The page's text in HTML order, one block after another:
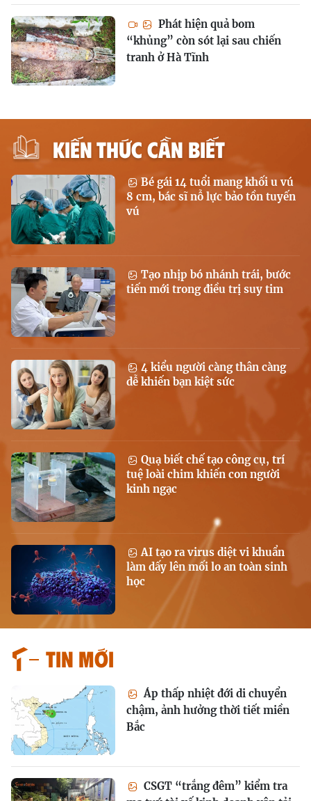
Phát hiện quả bom
“khủng” còn sót lại sau chiến
tranh ở Hà Tĩnh
KIẾN THỨC CẦN BIẾT
Bé gái 14 tuổi mang khối u vú
8 cm, bác sĩ nỗ lực bảo tồn tuyến
vú
Tạo nhịp bó nhánh trái, bước
tiến mới trong điều trị suy tim
4 kiểu người càng thân càng
dễ khiến bạn kiệt sức
Quạ biết chế tạo công cụ, trí
tuệ loài chim khiến con người
kinh ngạc
AI tạo ra virus diệt vi khuẩn
làm dấy lên mối lo an toàn sinh
học
Tin mới
Áp thấp nhiệt đới di chuyển
chậm, ảnh hưởng thời tiết miền
Bắc
CSGT “trắng đêm” kiểm tra